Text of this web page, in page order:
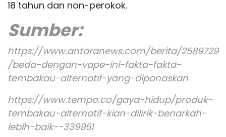
18 tahun dan non-perokok.
Sumber:
https://www.antaranews.com/berita/2589729
/beda-dengan-vape-ini-fakta-fakta-
tembakau-alternatif-yang-dipanaskan
https://www.tempo.co/gaya-hidup/produk-
tembakau-alternatif-kian-dilirik-benarkah-
lebih-baik--339961